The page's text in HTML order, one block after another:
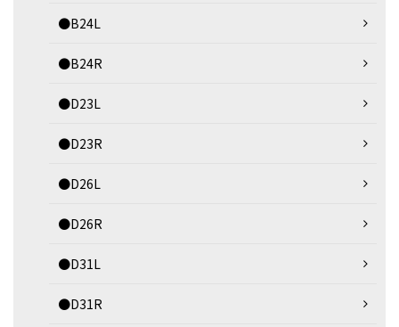
●B24L
●B24R
●D23L
●D23R
●D26L
●D26R
●D31L
●D31R